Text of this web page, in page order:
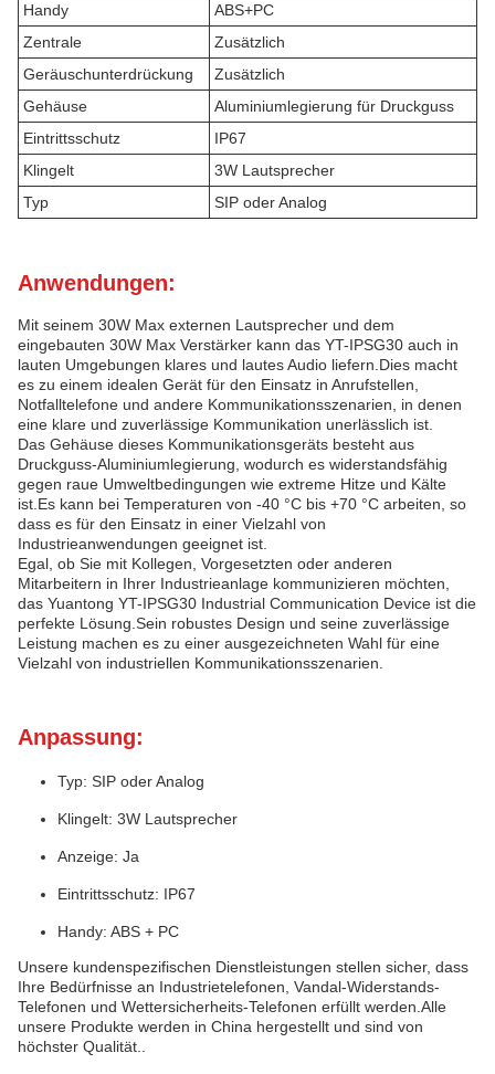
Handy
ABS+PC
Zentrale
Zusätzlich
Geräuschunterdrückung
Zusätzlich
Gehäuse
Aluminiumlegierung für Druckguss
Eintrittsschutz
IP67
Klingelt
3W Lautsprecher
Typ
SIP oder Analog
Anwendungen:
Mit seinem 30W Max externen Lautsprecher und dem
eingebauten 30W Max Verstärker kann das YT-IPSG30 auch in
lauten Umgebungen klares und lautes Audio liefern.Dies macht
es zu einem idealen Gerät für den Einsatz in Anrufstellen,
Notfalltelefone und andere Kommunikationsszenarien, in denen
eine klare und zuverlässige Kommunikation unerlässlich ist.
Das Gehäuse dieses Kommunikationsgeräts besteht aus
Druckguss-Aluminiumlegierung, wodurch es widerstandsfähig
gegen raue Umweltbedingungen wie extreme Hitze und Kälte
ist.Es kann bei Temperaturen von -40 °C bis +70 °C arbeiten, so
dass es für den Einsatz in einer Vielzahl von
Industrieanwendungen geeignet ist.
Egal, ob Sie mit Kollegen, Vorgesetzten oder anderen
Mitarbeitern in Ihrer Industrieanlage kommunizieren möchten,
das Yuantong YT-IPSG30 Industrial Communication Device ist die
perfekte Lösung.Sein robustes Design und seine zuverlässige
Leistung machen es zu einer ausgezeichneten Wahl für eine
Vielzahl von industriellen Kommunikationsszenarien.
Anpassung:
Typ: SIP oder Analog
Klingelt: 3W Lautsprecher
Anzeige: Ja
Eintrittsschutz: IP67
Handy: ABS + PC
Unsere kundenspezifischen Dienstleistungen stellen sicher, dass
Ihre Bedürfnisse an Industrietelefonen, Vandal-Widerstands-
Telefonen und Wettersicherheits-Telefonen erfüllt werden.Alle
unsere Produkte werden in China hergestellt und sind von
höchster Qualität..